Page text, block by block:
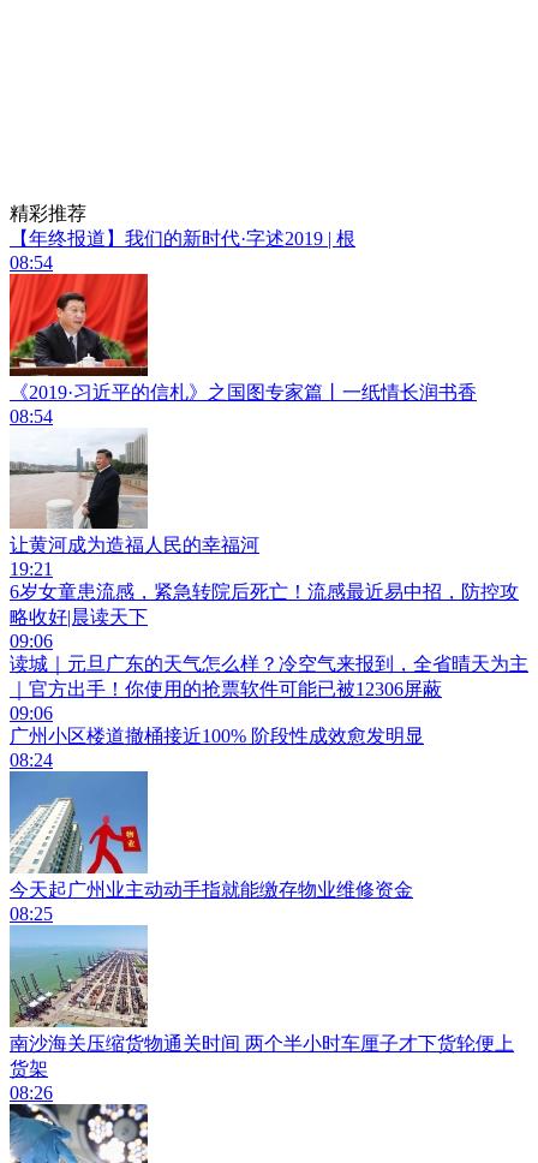
精彩推荐
【年终报道】我们的新时代·字述2019 | 根
08:54
《2019·习近平的信札》之国图专家篇丨一纸情长润书香
08:54
让黄河成为造福人民的幸福河
19:21
6岁女童患流感，紧急转院后死亡！流感最近易中招，防控攻
略收好|晨读天下
09:06
读城｜元旦广东的天气怎么样？冷空气来报到，全省晴天为主
｜官方出手！你使用的抢票软件可能已被12306屏蔽
09:06
广州小区楼道撤桶接近100% 阶段性成效愈发明显
08:24
今天起广州业主动动手指就能缴存物业维修资金
08:25
南沙海关压缩货物通关时间 两个半小时车厘子才下货轮便上
货架
08:26